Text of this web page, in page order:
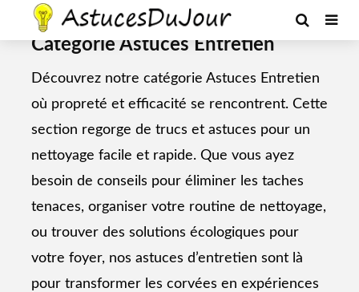
--Ads--
Catégorie Astuces Entretien
Découvrez notre catégorie Astuces Entretien
où propreté et efficacité se rencontrent. Cette
section regorge de trucs et astuces pour un
nettoyage facile et rapide. Que vous ayez
besoin de conseils pour éliminer les taches
tenaces, organiser votre routine de nettoyage,
ou trouver des solutions écologiques pour
votre foyer, nos astuces d’entretien sont là
pour transformer les corvées en expériences